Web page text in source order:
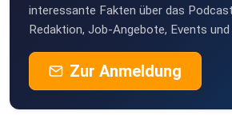
interessante Fakten über das
Redaktion, Job-Angebote, Events und
Zur Anmeldung